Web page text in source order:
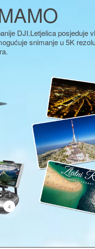
DJI.Letjelica posjeduje
snimanje u 5K
4